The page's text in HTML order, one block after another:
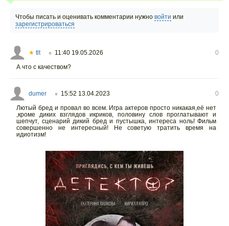
Чтобы писать и оценивать комментарии нужно войти или
зарегистрироваться
★ tlt ○ 11:40 19.05.2026
0
А что с качеством?
dumer ○ 15:52 13.04.2023
0
Лютый бред и провал во всем. Игра актеров просто никакая,её нет
,кроме диких взглядов икриков, половину слов проглатывают и
шепчут, сценарий дикий бред и пустышка, интереса ноль! Фильм
совершенно не интересный! Не советую тратить время на
идиотизм!